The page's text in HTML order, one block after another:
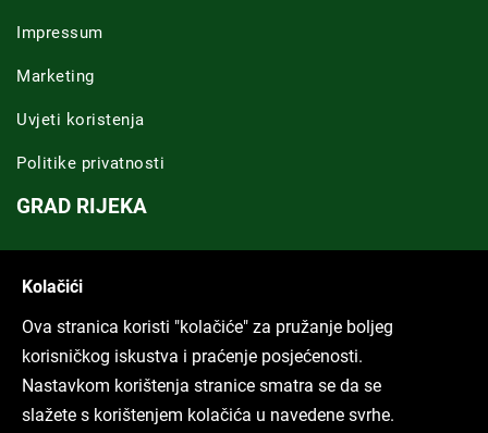
Impressum
Marketing
Uvjeti koristenja
Politike privatnosti
GRAD RIJEKA
ARHIVA TEKSTOVA
Svi tekstovi
Kolačići
Ova stranica koristi "kolačiće" za pružanje boljeg
korisničkog iskustva i praćenje posjećenosti.
Nastavkom korištenja stranice smatra se da se
slažete s korištenjem kolačića u navedene svrhe.